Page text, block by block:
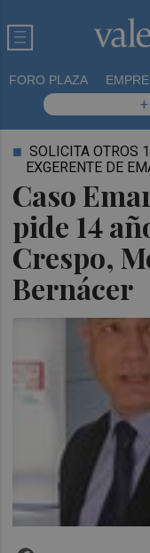
FORO PLAZA
Caso
pide 14
Crespo,
Bernácer
SOLICITA OTROS
EXGERENTE DE